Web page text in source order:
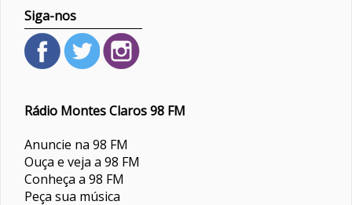
Siga-nos
Rádio Montes Claros 98 FM
Anuncie na 98 FM
Ouça e veja a 98 FM
Conheça a 98 FM
Peça sua música